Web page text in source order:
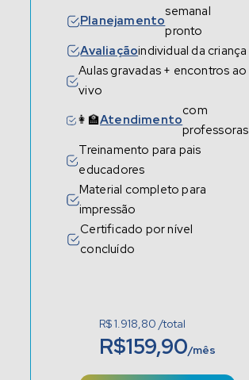
Planejamento
semanal
pronto
Avaliaçãoindividual da criança
Aulas gravadas + encontros ao
vivo
👩‍🏫Atendimento
com
professoras
Treinamento para pais
educadores
Material completo para
impressão
Certificado por nível
concluído
R$ 1.918,80 /total
R$159,90/mês